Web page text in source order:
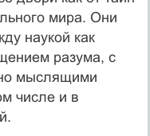
мира. Они
наукой как
разума, с
мыслящими
числе и в